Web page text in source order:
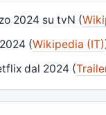
2024 su tvN (
(Wikipedia (IT)
dal 2024 (